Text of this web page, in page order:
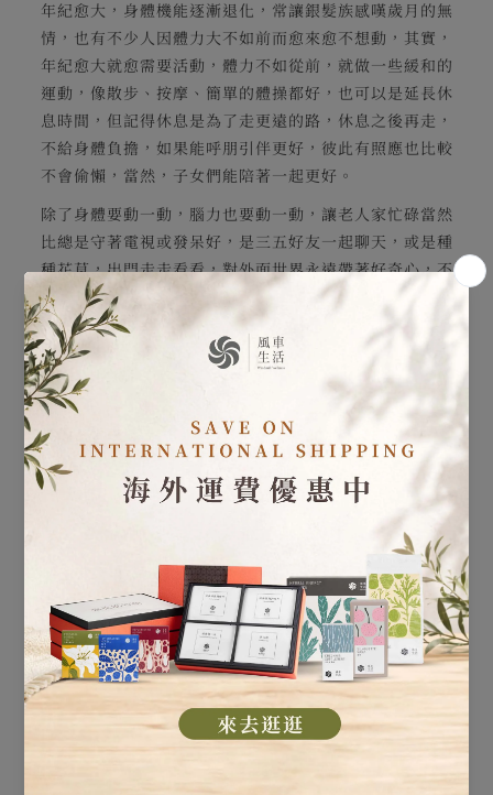
年紀愈大，身體機能逐漸退化，常讓銀髮族感嘆歲月的無
情，也有不少人因體力大不如前而愈來愈不想動，其實，
年紀愈大就愈需要活動，體力不如從前，就做一些緩和的
運動，像散步、按摩、簡單的體操都好，也可以是延長休
息時間，但記得休息是為了走更遠的路，休息之後再走，
不給身體負擔，如果能呼朋引伴更好，彼此有照應也比較
不會偷懶，當然，子女們能陪著一起更好。
除了身體要動一動，腦力也要動一動，讓老人家忙碌當然
比總是守著電視或發呆好，是三五好友一起聊天，或是種
種花草，出門走走看看，對外面世界永遠帶著好奇心，不
只對身體健康有幫助，也可以預防現在愈來愈多的老年痴
呆症發生。